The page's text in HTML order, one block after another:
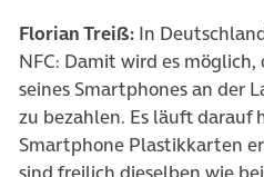
Florian Treiß: In
NFC: Damit wird es
seines Smartphones an der
zu bezahlen. Es läuft darauf
Smartphone Plastikkarten